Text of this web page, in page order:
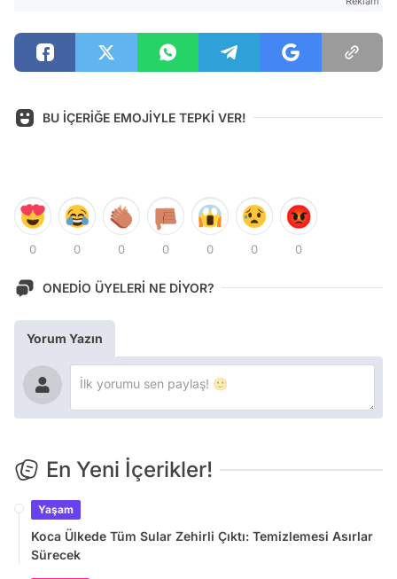
BU İÇERİĞE EMOJİYLE TEPKİ VER!
0 0 0 0 0 0 0
ONEDİO ÜYELERİ NE DİYOR?
Yorum Yazın
En Yeni İçerikler!
Yaşam
Koca Ülkede Tüm Sular Zehirli Çıktı: Temizlemesi Asırlar
Sürecek